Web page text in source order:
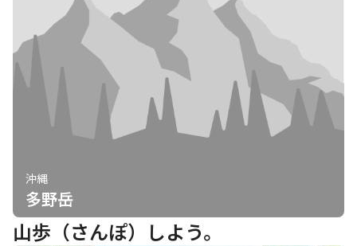
沖縄
多野岳
山歩（さんぽ）しよう。